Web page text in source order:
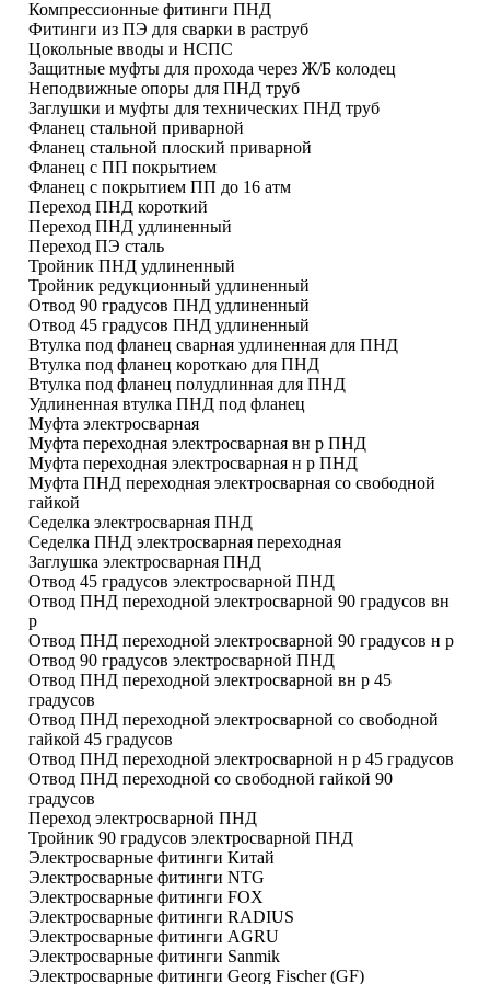
Компрессионные фитинги ПНД
Фитинги из ПЭ для сварки в раструб
Цокольные вводы и НСПС
Защитные муфты для прохода через Ж/Б колодец
Неподвижные опоры для ПНД труб
Заглушки и муфты для технических ПНД труб
Фланец стальной приварной
Фланец стальной плоский приварной
Фланец с ПП покрытием
Фланец с покрытием ПП до 16 атм
Переход ПНД короткий
Переход ПНД удлиненный
Переход ПЭ сталь
Тройник ПНД удлиненный
Тройник редукционный удлиненный
Отвод 90 градусов ПНД удлиненный
Отвод 45 градусов ПНД удлиненный
Втулка под фланец сварная удлиненная для ПНД
Втулка под фланец короткаю для ПНД
Втулка под фланец полудлинная для ПНД
Удлиненная втулка ПНД под фланец
Муфта электросварная
Муфта переходная электросварная вн р ПНД
Муфта переходная электросварная н р ПНД
Муфта ПНД переходная электросварная со свободной
гайкой
Седелка электросварная ПНД
Седелка ПНД электросварная переходная
Заглушка электросварная ПНД
Отвод 45 градусов электросварной ПНД
Отвод ПНД переходной электросварной 90 градусов вн
р
Отвод ПНД переходной электросварной 90 градусов н р
Отвод 90 градусов электросварной ПНД
Отвод ПНД переходной электросварной вн р 45
градусов
Отвод ПНД переходной электросварной со свободной
гайкой 45 градусов
Отвод ПНД переходной электросварной н р 45 градусов
Отвод ПНД переходной со свободной гайкой 90
градусов
Переход электросварной ПНД
Тройник 90 градусов электросварной ПНД
Электросварные фитинги Китай
Электросварные фитинги NTG
Электросварные фитинги FOX
Электросварные фитинги RADIUS
Электросварные фитинги AGRU
Электросварные фитинги Sanmik
Электросварные фитинги Georg Fischer (GF)